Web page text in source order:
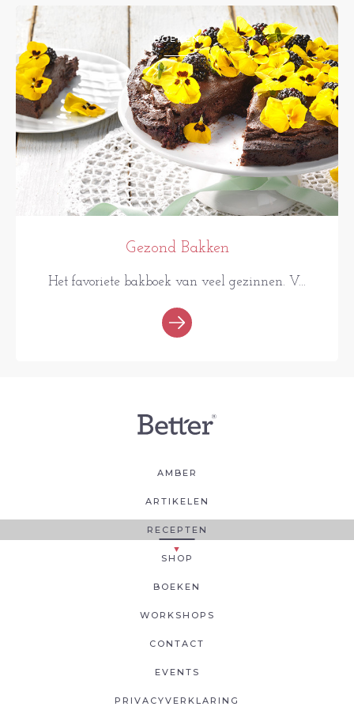
BOEKEN
Gezond Bakken
Het favoriete bakboek van veel gezinnen. V...
AMBER
ARTIKELEN
RECEPTEN
SHOP
BOEKEN
WORKSHOPS
CONTACT
EVENTS
PRIVACYVERKLARING